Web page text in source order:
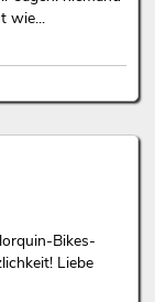
wie...
Bikes-
Liebe